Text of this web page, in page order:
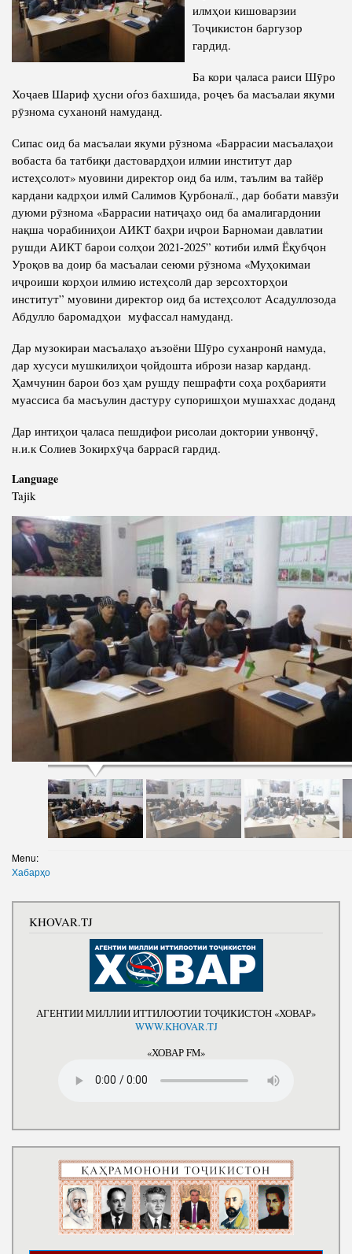
Competency
Biography
Articles
PRESIDENT OF THE REPUBLIC OF TAJIKISTAN
Struture of the Institute
Directors and Staff
илмҳои кишоварзии
Тоҷикистон баргузор
гардид.
Ба кори ҷаласа раиси Шӯро
Хоҷаев Шариф ҳусни оѓоз бахшида, роҷеъ ба масъалаи якуми
рӯзнома суханонӣ намуданд.
Сипас оид ба масъалаи якуми рӯзнома «Баррасии масъалаҳои
вобаста ба татбиқи дастовардҳои илмии институт дар
истеҳсолот» муовини директор оид ба илм, таълим ва тайёр
кардани кадрҳои илмӣ Салимов Қурбоналї., дар бобати мавзӯи
дуюми рӯзнома «Баррасии натиҷаҳо оид ба амалигардонии
нақша чорабиниҳои АИКТ баҳри иҷрои Барномаи давлатии
рушди АИКТ барои солҳои 2021-2025” котиби илмӣ Ёқубҷон
Уроқов ва доир ба масъалаи сеюми рӯзнома «Муҳокимаи
иҷроиши корҳои илмию истеҳсолӣ дар зерсохторҳои
институт” муовини директор оид ба истеҳсолот Асадуллозода
Абдулло баромадҳои муфассал намуданд.
Дар музокираи масъалаҳо аъзоёни Шӯро суханронӣ намуда,
дар хусуси мушкилиҳои ҷойдошта ибрози назар карданд.
Ҳамчунин барои боз ҳам рушду пешрафти соҳа роҳбарияти
муассиса ба масъулин дастуру супоришҳои мушаххас доданд
Дар интиҳои ҷаласа пешдифои рисолаи доктории унвонҷӯ,
н.и.к Солиев Зокирхӯҷа баррасӣ гардид.
Language
Tajik
Menu:
Хабарҳо
KHOVAR.TJ
АГЕНТИИ МИЛЛИИ ИТТИЛООТИИ ТОҶИКИСТОН «ХОВАР»
WWW.KHOVAR.TJ
«ХОВАР FM»